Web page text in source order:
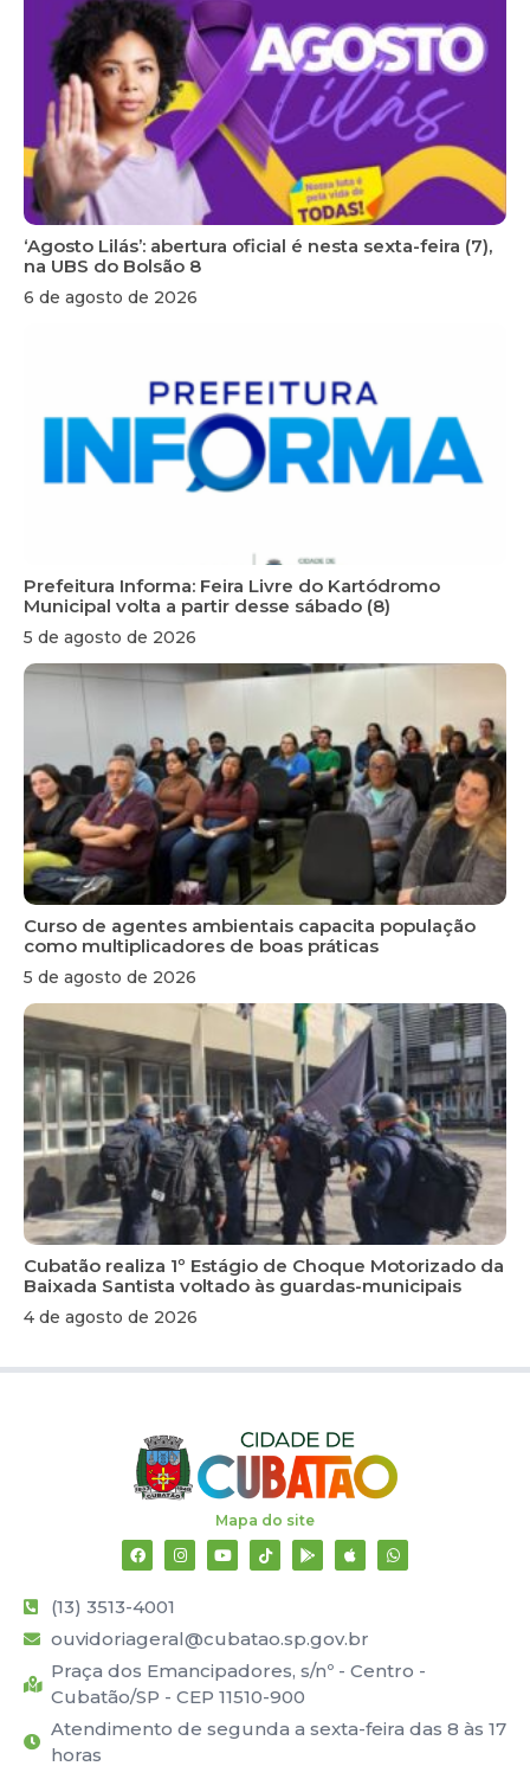
‘Agosto Lilás’: abertura oficial é nesta sexta-feira (7),
na UBS do Bolsão 8
6 de agosto de 2026
Prefeitura Informa: Feira Livre do Kartódromo
Municipal volta a partir desse sábado (8)
5 de agosto de 2026
Curso de agentes ambientais capacita população
como multiplicadores de boas práticas
5 de agosto de 2026
Cubatão realiza 1º Estágio de Choque Motorizado da
Baixada Santista voltado às guardas-municipais
4 de agosto de 2026
Mapa do site
(13) 3513-4001
ouvidoriageral@cubatao.sp.gov.br
Praça dos Emancipadores, s/nº - Centro -
Cubatão/SP - CEP 11510-900
Atendimento de segunda a sexta-feira das 8 às 17
horas